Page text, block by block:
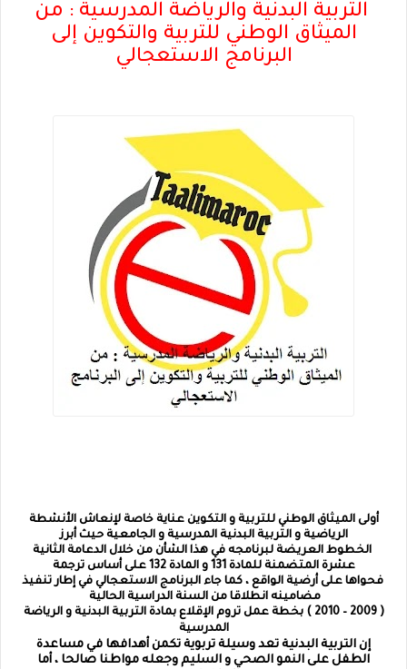
التربية البدنية والرياضة المدرسية : من
الميثاق الوطني للتربية والتكوين إلى
البرنامج الاستعجالي
أولى الميثاق الوطني للتربية و التكوين عناية خاصة لإنعاش الأنشطة
الرياضية و التربية البدنية المدرسية و الجامعية حيث أبرز
الخطوط العريضة لبرنامجه في هذا الشأن من خلال الدعامة الثانية
عشرة المتضمنة للمادة 131 و المادة 132 على أساس ترجمة
فحواها على أرضية الواقع ، كما جاء البرنامج الاستعجالي في إطار تنفيذ
مضامينه انطلاقا من السنة الدراسية الحالية
( 2009 – 2010 ) بخطة عمل تروم الإقلاع بمادة التربية البدنية و الرياضة
المدرسية
إن التربية البدنية تعد وسيلة تربوية تكمن أهدافها في مساعدة
الطفل على النمو الصحي و السليم وجعله مواطنا صالحا ، أما